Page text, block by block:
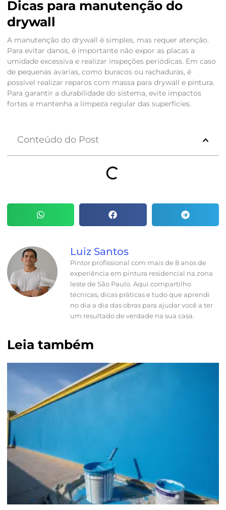
Dicas para manutenção do
drywall
A manutenção do drywall é simples, mas requer atenção.
Para evitar danos, é importante não expor as placas a
umidade excessiva e realizar inspeções periódicas. Em caso
de pequenas avarias, como buracos ou rachaduras, é
possível realizar reparos com massa para drywall e pintura.
Para garantir a durabilidade do sistema, evite impactos
fortes e mantenha a limpeza regular das superfícies.
Conteúdo do Post
Luiz Santos
Pintor profissional com mais de 8 anos de
experiência em pintura residencial na zona
leste de São Paulo. Aqui compartilho
técnicas, dicas práticas e tudo que aprendi
no dia a dia das obras para ajudar você a ter
um resultado de verdade na sua casa.
Leia também